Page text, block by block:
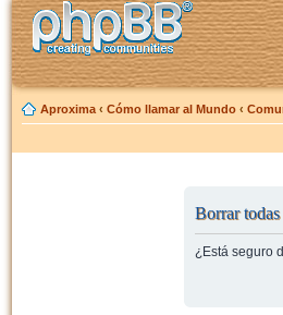
Aproxima ‹ Cómo llamar al Mundo ‹
Borrar
¿Está seguro